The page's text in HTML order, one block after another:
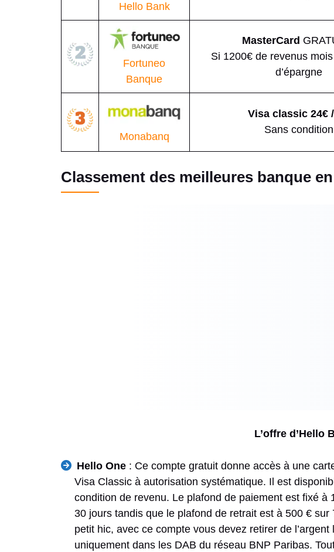
Hello Bank
Fortuneo
Banque
MasterCard
Si 1200€ de revenus
d’épargne
Monabanq
Visa classic 24€
Sans condition
Classement des meilleures banque
L’offre d’Hello
Hello One : Ce compte gratuit donne accès à une
Visa Classic à autorisation systématique. Il est
condition de revenu. Le plafond de paiement est fixé à
30 jours tandis que le plafond de retrait est à 500 € sur
petit hic, avec ce compte vous devez retirer de l’argent
uniquement dans les DAB du réseau BNP Paribas.